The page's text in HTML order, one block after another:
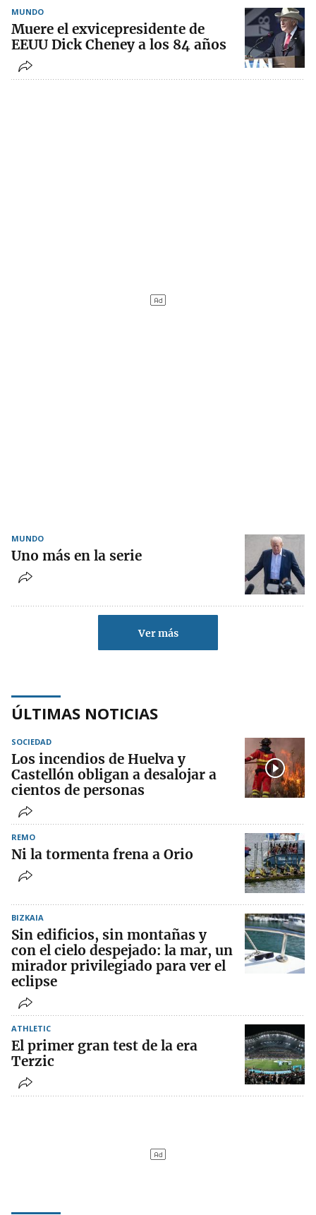
MUNDO
Muere el exvicepresidente de
EEUU Dick Cheney a los 84 años
MUNDO
Uno más en la serie
Ver más
ÚLTIMAS NOTICIAS
SOCIEDAD
Los incendios de Huelva y
Castellón obligan a desalojar a
cientos de personas
REMO
Ni la tormenta frena a Orio
BIZKAIA
Sin edificios, sin montañas y
con el cielo despejado: la mar, un
mirador privilegiado para ver el
eclipse
ATHLETIC
El primer gran test de la era
Terzic